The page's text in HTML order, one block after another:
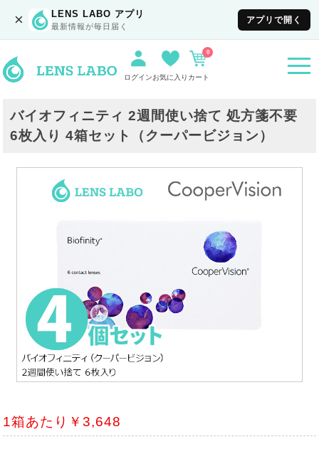
× LENS LABO アプリ
最新情報が毎日届く
アプリで開く
ログインお気に入り カート
0
バイオフィニティ 2週間使い捨て 処方箋不要
6枚入り 4箱セット（クーパービジョン）
1箱あたり￥3,648